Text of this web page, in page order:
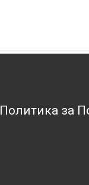
Политика за